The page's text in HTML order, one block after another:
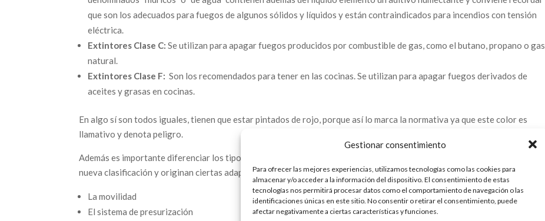
Gestionar consentimiento
Para ofrecer las mejores experiencias, utilizamos tecnologías como las cookies para
almacenar y/o acceder a la información del dispositivo. El consentimiento de estas
tecnologías nos permitirá procesar datos como el comportamiento de navegación o las
identificaciones únicas en este sitio. No consentir o retirar el consentimiento, puede
afectar negativamente a ciertas características y funciones.
que son los adecuados para fuegos de algunos sólidos y líquidos y están contraindicados para incendios con tensión
eléctrica.
Extintores Clase C: Se utilizan para apagar fuegos producidos por combustible de gas, como el butano, propano o gas
natural.
Extintores Clase F: Son los recomendados para tener en las cocinas. Se utilizan para apagar fuegos derivados de
aceites y grasas en cocinas.
En algo sí son todos iguales, tienen que estar pintados de rojo, porque así lo marca la normativa ya que este color es
llamativo y denota peligro.
Además es importante diferenciar los tipos de extintores por las siguientes características, que a su vez producen una
nueva clasificación y originan ciertas adaptaciones en su forma, de las que hablaremos posteriormente:
La movilidad
El sistema de presurización